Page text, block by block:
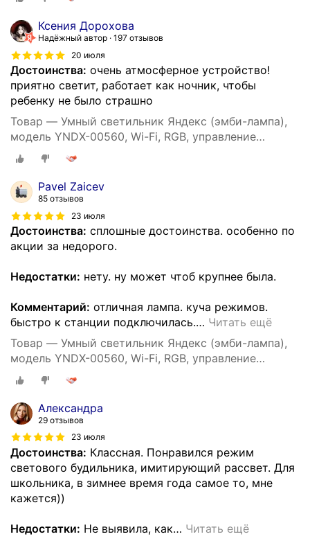
Ксения Дорохова
Надёжный автор 197 отзывов
20 июля
Достоинства: очень атмосферное устройство!
приятно светит, работает как ночник, чтобы
ребенку не было страшно
Товар — Умный светильник Яндекс (эмби-лампа),
модель YNDX-00560, Wi-Fi, RGB, управление
голосом, белый
Pavel Zaicev
85 отзывов
23 июля
Достоинства: сплошные достоинства. особенно по
акции за недорого.
Недостатки: нету. ну может чтоб крупнее была.
Комментарий: отличная лампа. куча режимов.
быстро к станции подключилась.… Читать ещё
Товар — Умный светильник Яндекс (эмби-лампа),
модель YNDX-00560, Wi-Fi, RGB, управление
голосом, белый
Александра
29 отзывов
23 июля
Достоинства: Классная. Понравился режим
светового будильника, имитирующий рассвет. Для
школьника, в зимнее время года самое то, мне
кажется))
Недостатки: Не выявила, как… Читать ещё